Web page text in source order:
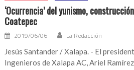
‘Ocurrencia’ del yunismo,
Coatepec
2019/06/06 La Redacción
Jesús Santander / Xalapa. - El
Ingenieros de Xalapa AC, Ariel